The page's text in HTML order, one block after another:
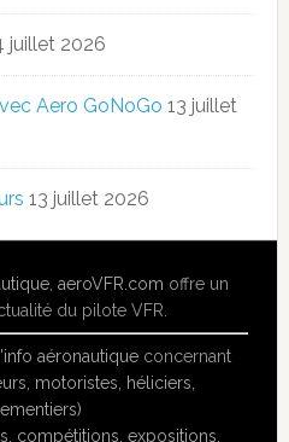
juillet 2026
Aero GoNoGo 13 juillet
13 juillet 2026
,aeroVFR.com offre un
du pilote VFR.
info aéronautiqueconcernant
motoristes, héliciers,
compétitions, expositions,